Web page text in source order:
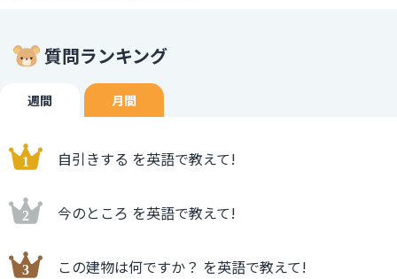
質問ランキング
週間 月間
自引きする を英語で教えて!
今のところ を英語で教えて!
この建物は何ですか？ を英語で教えて!